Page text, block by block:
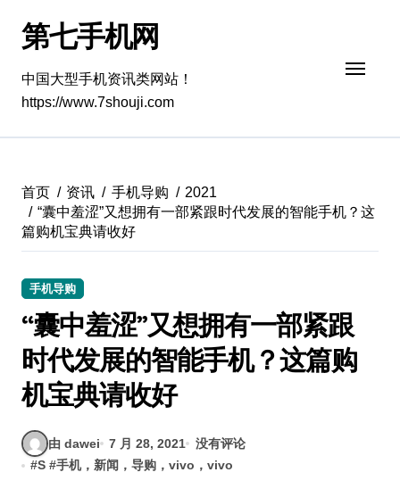
第七手机网
中国大型手机资讯类网站！
https://www.7shouji.com
首页 资讯 手机导购
2021
“囊中羞涩”又想拥有一部紧跟时代发展的智能手机？这
篇购机宝典请收好
手机导购
“囊中羞涩”又想拥有一部紧跟
时代发展的智能手机？这篇购
机宝典请收好
由 dawei 7 月 28, 2021
没有评论
#S #手机，新闻，导购，vivo，vivo